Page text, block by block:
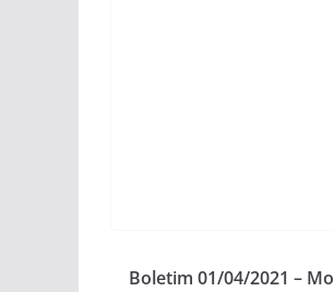
Boletim 01/04/2021 –